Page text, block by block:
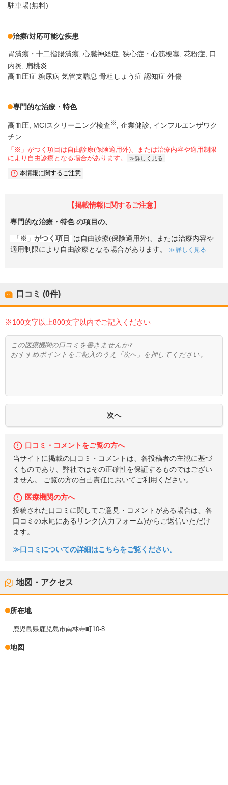
駐車場(無料)
治療/対応可能な疾患
胃潰瘍・十二指腸潰瘍 心臓神経症 狭心症・心筋梗塞 花粉症
口
内炎
扁桃炎
高血圧症 糖尿病 気管支喘息 骨粗しょう症 認知症 外傷
専門的な治療・特色
高血圧 MCIスクリーニング検査※ 企業健診 インフルエンザワク
チン
「※」がつく項目は自由診療(保険適用外)、または治療内容や適用制限
により自由診療となる場合があります。
詳しく見る
本情報に関するご注意
【掲載情報に関するご注意】
専門的な治療・特色の項目の、
「※」がつく項目
は自由診療(保険適用外)、または治療内容や
適用制限により自由診療となる場合があります。
詳しく見る
口コミ (0件)
※100文字以上800文字以内でご記入ください
口コミ・コメントをご覧の方へ
当サイトに掲載の口コミ・コメントは、各投稿者の主観に基づ
くものであり、弊社ではその正確性を保証するものではござい
ません。 ご覧の方の自己責任においてご利用ください。
医療機関の方へ
投稿された口コミに関してご意見・コメントがある場合は、各
口コミの末尾にあるリンク(入力フォーム)からご返信いただけ
ます。
≫口コミについての詳細はこちらをご覧ください。
地図・アクセス
所在地
鹿児島県鹿児島市南林寺町10-8
地図